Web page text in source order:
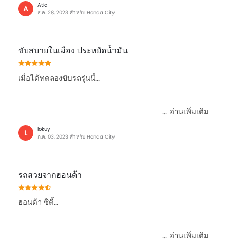
A
Atid
ธ.ค. 28, 2023 สำหรับ Honda City
ขับสบายในเมือง ประหยัดน้ำมัน
เมื่อได้ทดลองขับรถรุ่นนี้...
อ่านเพิ่มเติม
L
lokuy
ก.ค. 03, 2023 สำหรับ Honda City
รถสวยจากฮอนด้า
ฮอนด้า ซิตี้...
อ่านเพิ่มเติม